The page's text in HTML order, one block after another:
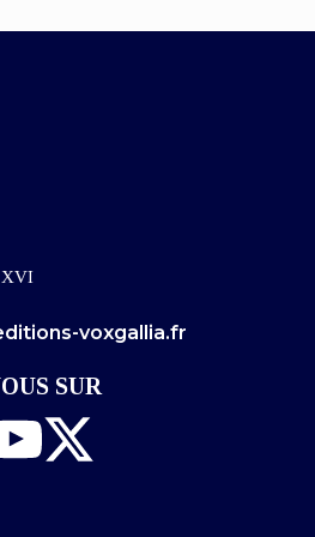
XVI
voxgallia.fr
SUR